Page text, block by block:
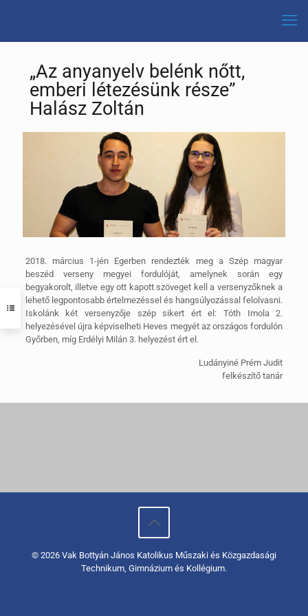
„Az anyanyelv belénk nőtt,
emberi létezésünk része”
Halász Zoltán
2018. március 1-jén Egerben rendezték meg a Szép magyar
beszéd verseny megyei fordulóját, amelynek során egy
begyakorolt, illetve egy ott kapott szöveget kell a versenyzőknek a
lehető legpontosabb értelmezéssel és hangsúlyozással felolvasni.
Iskolánk két versenyzője szép sikert ért el: Tóth Imola 2.
helyezésével újra képviselheti Heves megyét az országos fordulón
Győrben, míg Erdélyi Milán 3. helyezést ért el.
Ludányiné Prém Judit
felkészítő tanár
© 2026 Vak Bottyán János Katolikus Műszaki és Közgazdasági
Technikum, Gimnázium és Kollégium.